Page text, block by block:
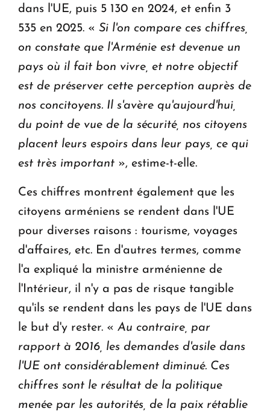
dans l'UE, puis 5 130 en 2024, et enfin 3
535 en 2025. « Si l'on compare ces chiffres,
on constate que l'Arménie est devenue un
pays où il fait bon vivre, et notre objectif
est de préserver cette perception auprès de
nos concitoyens. Il s'avère qu'aujourd'hui,
du point de vue de la sécurité, nos citoyens
placent leurs espoirs dans leur pays, ce qui
est très important », estime-t-elle.
Ces chiffres montrent également que les
citoyens arméniens se rendent dans l'UE
pour diverses raisons : tourisme, voyages
d'affaires, etc. En d'autres termes, comme
l'a expliqué la ministre arménienne de
l'Intérieur, il n'y a pas de risque tangible
qu'ils se rendent dans les pays de l'UE dans
le but d'y rester. « Au contraire, par
rapport à 2016, les demandes d'asile dans
l'UE ont considérablement diminué. Ces
chiffres sont le résultat de la politique
menée par les autorités, de la paix rétablie